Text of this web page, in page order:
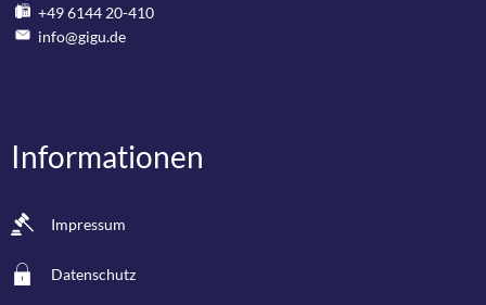
+49 6144 20-410
info@gigu.de
Informationen
Impressum
Datenschutz